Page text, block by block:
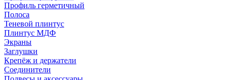
Профиль герметичный
Полоса
Теневой плинтус
Плинтус МДФ
Экраны
Заглушки
Крепёж и держатели
Соединители